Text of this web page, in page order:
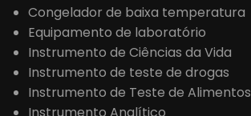
Congelador de baixa temperatura
Equipamento de laboratório
Instrumento de Ciências da Vida
Instrumento de teste de drogas
Instrumento de Teste de Alimentos